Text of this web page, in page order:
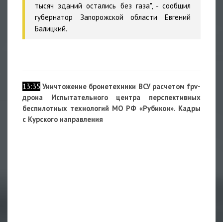
тысяч зданий остались без газа", - сообщил
губернатор Запорожской области Евгений
Балицкий.
13:35 Уничтожение бронетехники ВСУ расчетом fpv-
дрона Испытательного центра перспективных
беспилотных технологий МО РФ «Рубикон». Кадры
с Курского направления